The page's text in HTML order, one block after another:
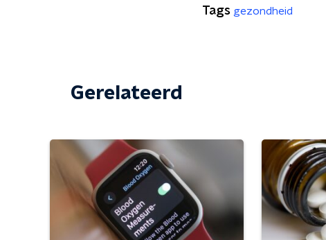
Tags gezondheid
Gerelateerd